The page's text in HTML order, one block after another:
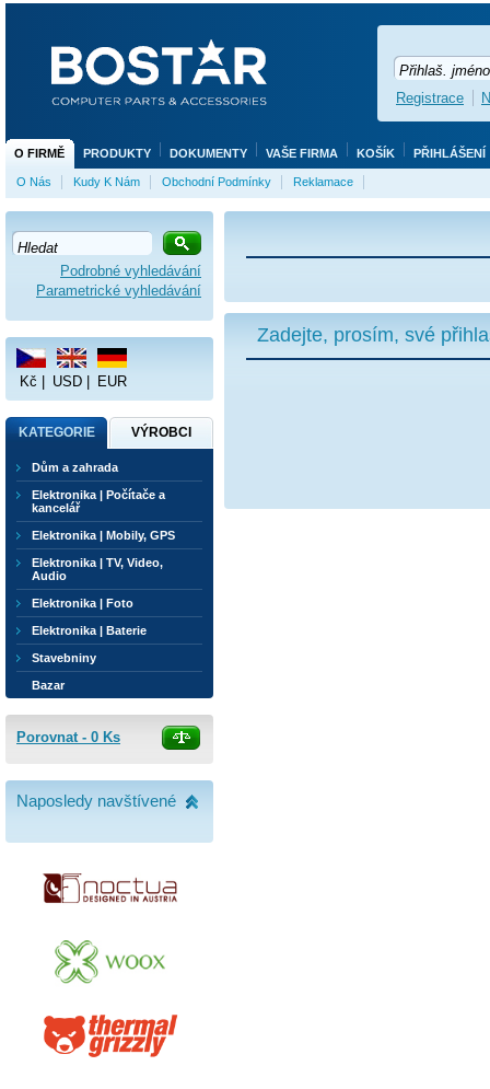
Zadejte, prosím, své
Podrobné vyhledávání
Parametrické vyhledávání
Kč USD EUR
KATEGORIE VÝROBCI
Dům a zahrada
Elektronika | Počítače a
kancelář
Elektronika | Mobily, GPS
Elektronika | TV, Video,
Audio
Elektronika | Foto
Elektronika | Baterie
Stavebniny
Bazar
Porovnat - 0 Ks
Naposledy navštívené
O FIRMĚ PRODUKTY DOKUMENTY VAŠE FIRMA KOŠÍK PŘIHLÁŠENÍ
O Nás Kudy K Nám Obchodní Podmínky Reklamace
Registrace